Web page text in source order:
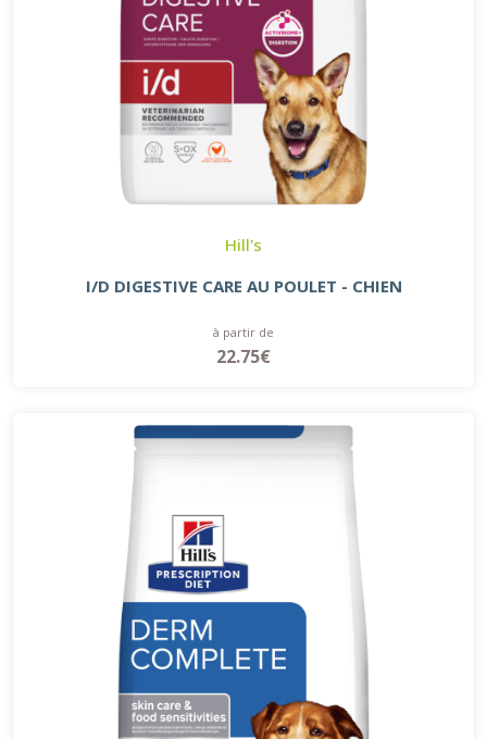
Hill's
I/D DIGESTIVE CARE AU POULET - CHIEN
à partir de
22.75€